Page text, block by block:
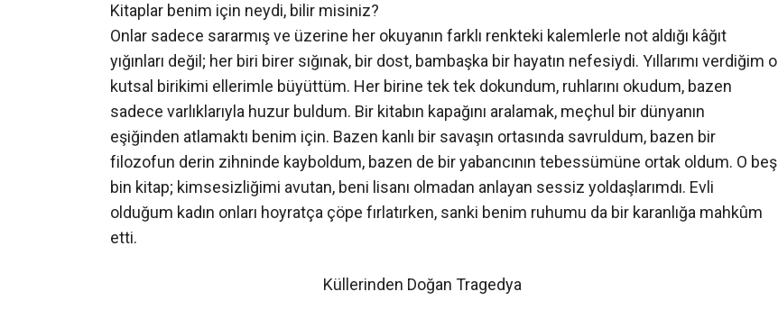
Kitaplar benim için neydi, bilir misiniz?
Onlar sadece sararmış ve üzerine her okuyanın farklı renkteki kalemlerle not aldığı kâğıt
yığınları değil; her biri birer sığınak, bir dost, bambaşka bir hayatın nefesiydi. Yıllarımı verdiğim o
kutsal birikimi ellerimle büyüttüm. Her birine tek tek dokundum, ruhlarını okudum, bazen
sadece varlıklarıyla huzur buldum. Bir kitabın kapağını aralamak, meçhul bir dünyanın
eşiğinden atlamaktı benim için. Bazen kanlı bir savaşın ortasında savruldum, bazen bir
filozofun derin zihninde kayboldum, bazen de bir yabancının tebessümüne ortak oldum. O beş
bin kitap; kimsesizliğimi avutan, beni lisanı olmadan anlayan sessiz yoldaşlarımdı. Evli
olduğum kadın onları hoyratça çöpe fırlatırken, sanki benim ruhumu da bir karanlığa mahkûm
etti.
Küllerinden Doğan Tragedya